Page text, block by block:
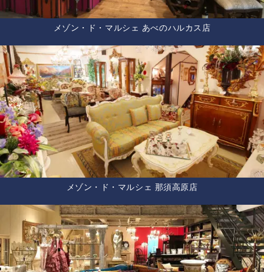
メゾン・ド・マルシェ あべのハルカス店
メゾン・ド・マルシェ 那須高原店